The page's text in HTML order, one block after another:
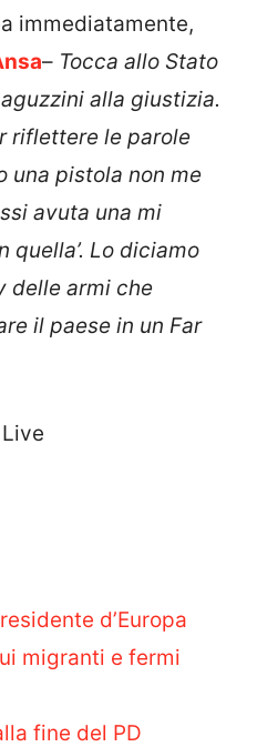
immediatamente,
– Tocca allo Stato
alla giustizia.
riflettere le parole
una pistola non me
avuta una mi
quella’. Lo diciamo
delle armi che
il paese in un Far
d’Europa
migranti e fermi
fine del PD